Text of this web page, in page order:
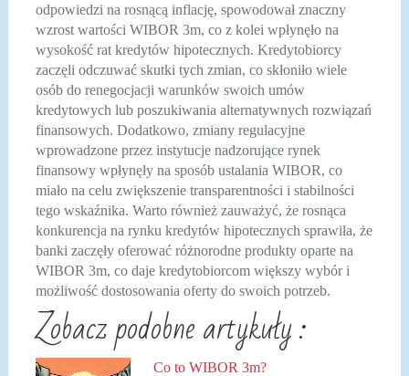
odpowiedzi na rosnącą inflację, spowodował znaczny
wzrost wartości WIBOR 3m, co z kolei wpłynęło na
wysokość rat kredytów hipotecznych. Kredytobiorcy
zaczęli odczuwać skutki tych zmian, co skłoniło wiele
osób do renegocjacji warunków swoich umów
kredytowych lub poszukiwania alternatywnych rozwiązań
finansowych. Dodatkowo, zmiany regulacyjne
wprowadzone przez instytucje nadzorujące rynek
finansowy wpłynęły na sposób ustalania WIBOR, co
miało na celu zwiększenie transparentności i stabilności
tego wskaźnika. Warto również zauważyć, że rosnąca
konkurencja na rynku kredytów hipotecznych sprawiła, że
banki zaczęły oferować różnorodne produkty oparte na
WIBOR 3m, co daje kredytobiorcom większy wybór i
możliwość dostosowania oferty do swoich potrzeb.
Zobacz podobne artykuły :
Co to WIBOR 3m?